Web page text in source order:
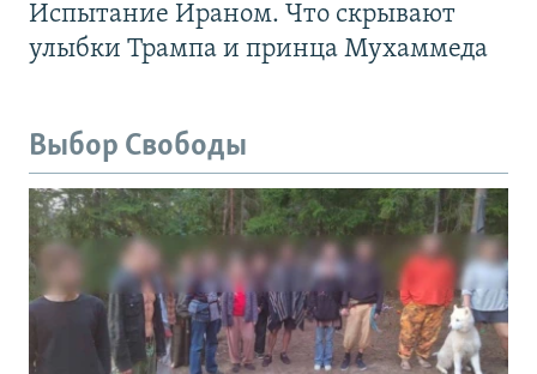
Испытание Ираном. Что скрывают
улыбки Трампа и принца Мухаммеда
Выбор Свободы